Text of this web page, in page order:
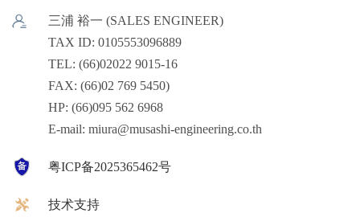
三浦 裕一 (SALES ENGINEER)
TAX ID: 0105553096889
TEL: (66)02022 9015-16
FAX: (66)02 769 5450)
HP: (66)095 562 6968
E-mail: miura@musashi-engineering.co.th
粤ICP备2025365462号
技术支持